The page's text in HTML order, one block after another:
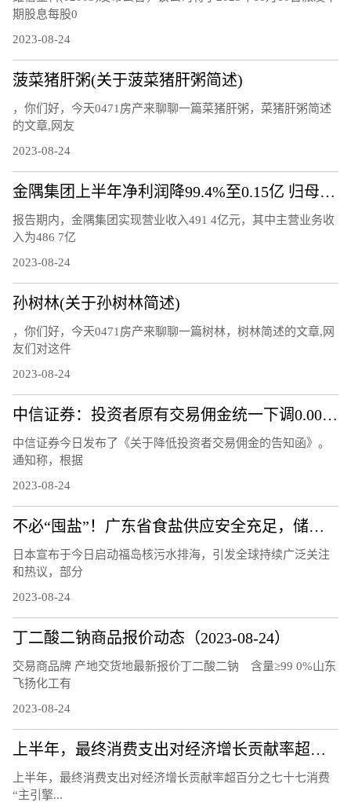
期股息每股0
2023-08-24
菠菜猪肝粥(关于菠菜猪肝粥简述)
，你们好，今天0471房产来聊聊一篇菜猪肝粥，菜猪肝粥简述
的文章,网友
2023-08-24
金隅集团上半年净利润降99.4%至0.15亿 归母净利润降77.7%
报告期内，金隅集团实现营业收入491 4亿元，其中主营业务收
入为486 7亿
2023-08-24
孙树林(关于孙树林简述)
，你们好，今天0471房产来聊聊一篇树林，树林简述的文章,网
友们对这件
2023-08-24
中信证券：投资者原有交易佣金统一下调0.00146%
中信证券今日发布了《关于降低投资者交易佣金的告知函》。
通知称，根据
2023-08-24
不必“囤盐”！广东省食盐供应安全充足，储备量达10.8万吨
日本宣布于今日启动福岛核污水排海，引发全球持续广泛关注
和热议，部分
2023-08-24
丁二酸二钠商品报价动态（2023-08-24）
交易商品牌 产地交货地最新报价丁二酸二钠 含量≥99 0%山东
飞扬化工有
2023-08-24
上半年，最终消费支出对经济增长贡献率超百分之七十七 消费“主引擎”作用进一步凸显（经济新方位）
上半年，最终消费支出对经济增长贡献率超百分之七十七消费
“主引擎...